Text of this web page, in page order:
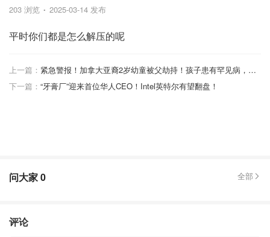
203 浏览 2025-03-14 发布
平时你们都是怎么解压的呢
上一篇：
紧急警报！加拿大亚裔2岁幼童被父劫持！孩子患有罕见病，政府剥夺监护权！
下一篇： “牙膏厂”迎来首位华人CEO！Intel英特尔有望翻盘！
问大家0 全部
评论